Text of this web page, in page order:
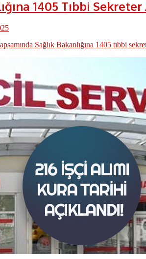
1405 Tıbbi Sekreter
Sağlık Bakanlığına 1405 tıbbi